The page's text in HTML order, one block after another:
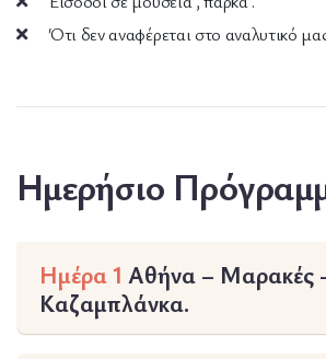
Ότι δεν αναφέρεται στο αναλυτικό
Ημερήσιο
Ημέρα 1 Αθήνα – Μαρακές
Καζαμπλάνκα.